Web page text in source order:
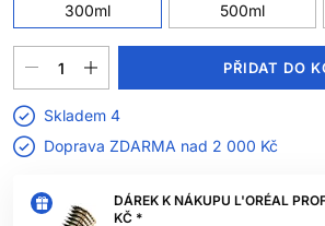
DÁREK K NÁKUPU L'ORÉAL
KČ *
300ml 500ml
PŘIDAT DO
Skladem 4
Doprava ZDARMA nad 2 000 Kč